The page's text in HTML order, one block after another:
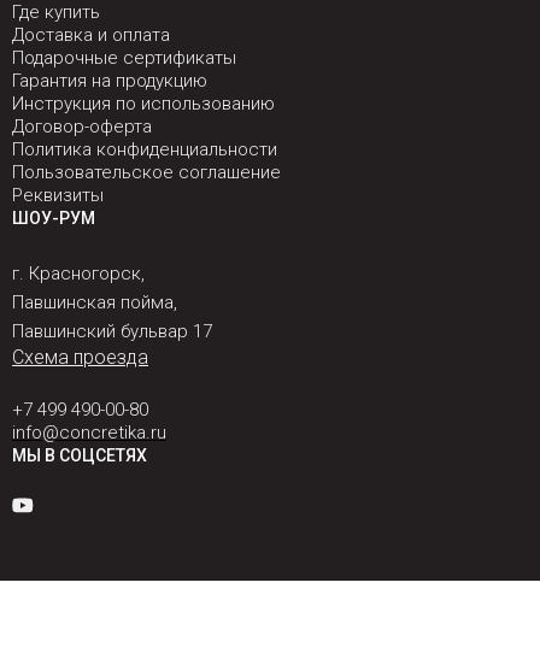
Где купить
Доставка и оплата
Подарочные сертификаты
Гарантия на продукцию
Инструкция по использованию
Договор-оферта
Политика конфиденциальности
Пользовательское соглашение
Реквизиты
ШОУ-РУМ
г. Красногорск,
Павшинская пойма,
Павшинский бульвар 17
Схема проезда
+7 499 490-00-80
info@concretika.ru
МЫ В СОЦСЕТЯХ